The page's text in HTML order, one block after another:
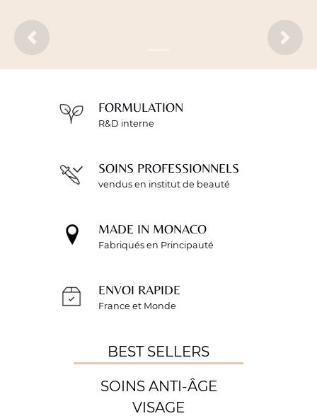
FORMULATION
R&D interne
SOINS PROFESSIONNELS
vendus en institut de beauté
MADE IN MONACO
Fabriqués en Principauté
ENVOI RAPIDE
France et Monde
BEST SELLERS
SOINS ANTI-ÂGE
VISAGE